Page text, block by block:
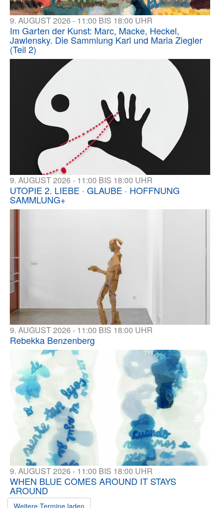
9. AUGUST 2026 - 11:00 BIS 18:00 UHR
Im Garten der Kunst: Marc, Macke, Heckel,
Jawlensky. Die Sammlung Karl und Maria Ziegler
(Teil 2)
9. AUGUST 2026 - 11:00 BIS 18:00 UHR
UTOPIE 2. LIEBE · GLAUBE · HOFFNUNG
SAMMLUNG+
9. AUGUST 2026 - 11:00 BIS 18:00 UHR
Rebekka Benzenberg
9. AUGUST 2026 - 11:00 BIS 18:00 UHR
WHEN BLUE COMES AROUND IT STAYS
AROUND
Weitere Termine laden